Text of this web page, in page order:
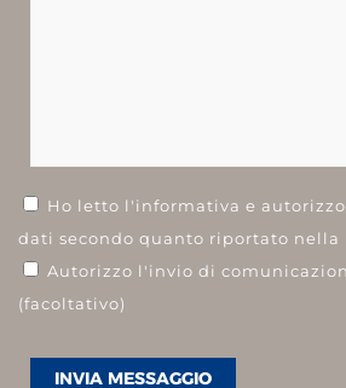
Ho letto l'informativa e
dati secondo quanto riportato nella
Autorizzo l'invio di
(facoltativo)